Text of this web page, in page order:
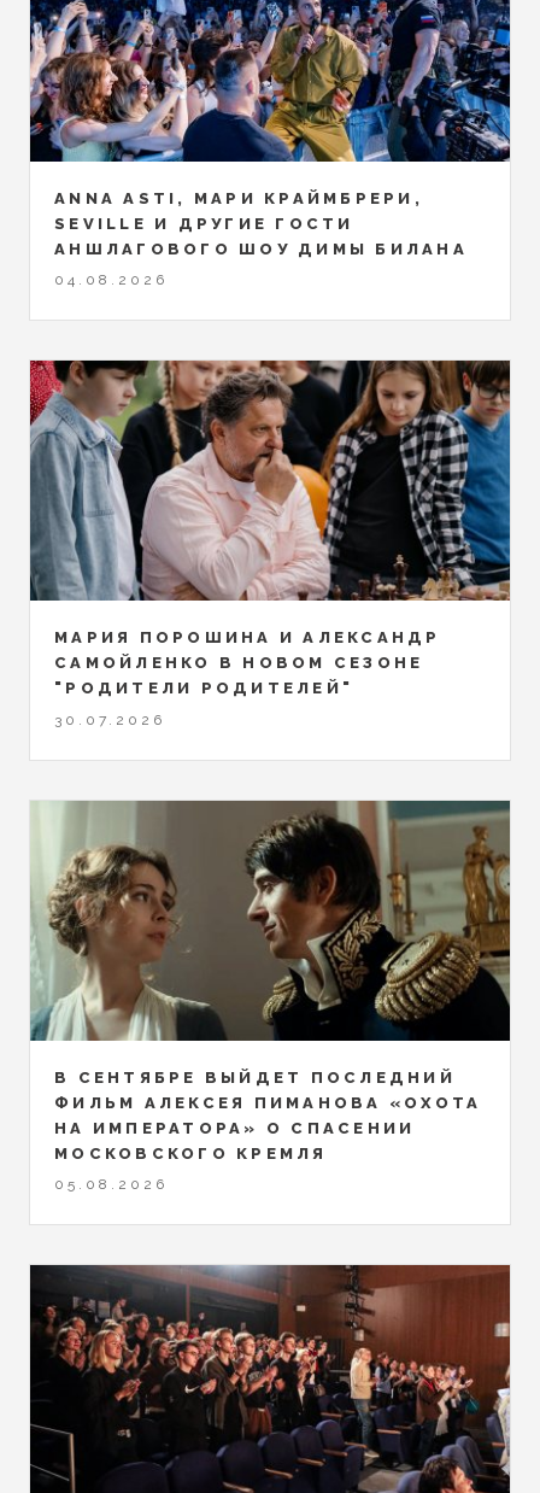
ANNA ASTI, МАРИ КРАЙМБРЕРИ,
SEVILLE И ДРУГИЕ ГОСТИ
АНШЛАГОВОГО ШОУ ДИМЫ БИЛАНА
04.08.2026
МАРИЯ ПОРОШИНА И АЛЕКСАНДР
САМОЙЛЕНКО В НОВОМ СЕЗОНЕ
"РОДИТЕЛИ РОДИТЕЛЕЙ"
30.07.2026
В СЕНТЯБРЕ ВЫЙДЕТ ПОСЛЕДНИЙ
ФИЛЬМ АЛЕКСЕЯ ПИМАНОВА «ОХОТА
НА ИМПЕРАТОРА» О СПАСЕНИИ
МОСКОВСКОГО КРЕМЛЯ
05.08.2026